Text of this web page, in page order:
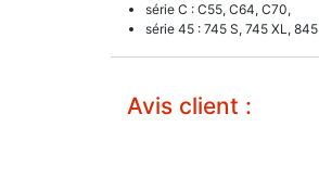
série C : C55, C64, C70,
série 45 : 745 S, 745 XL,
Avis client :